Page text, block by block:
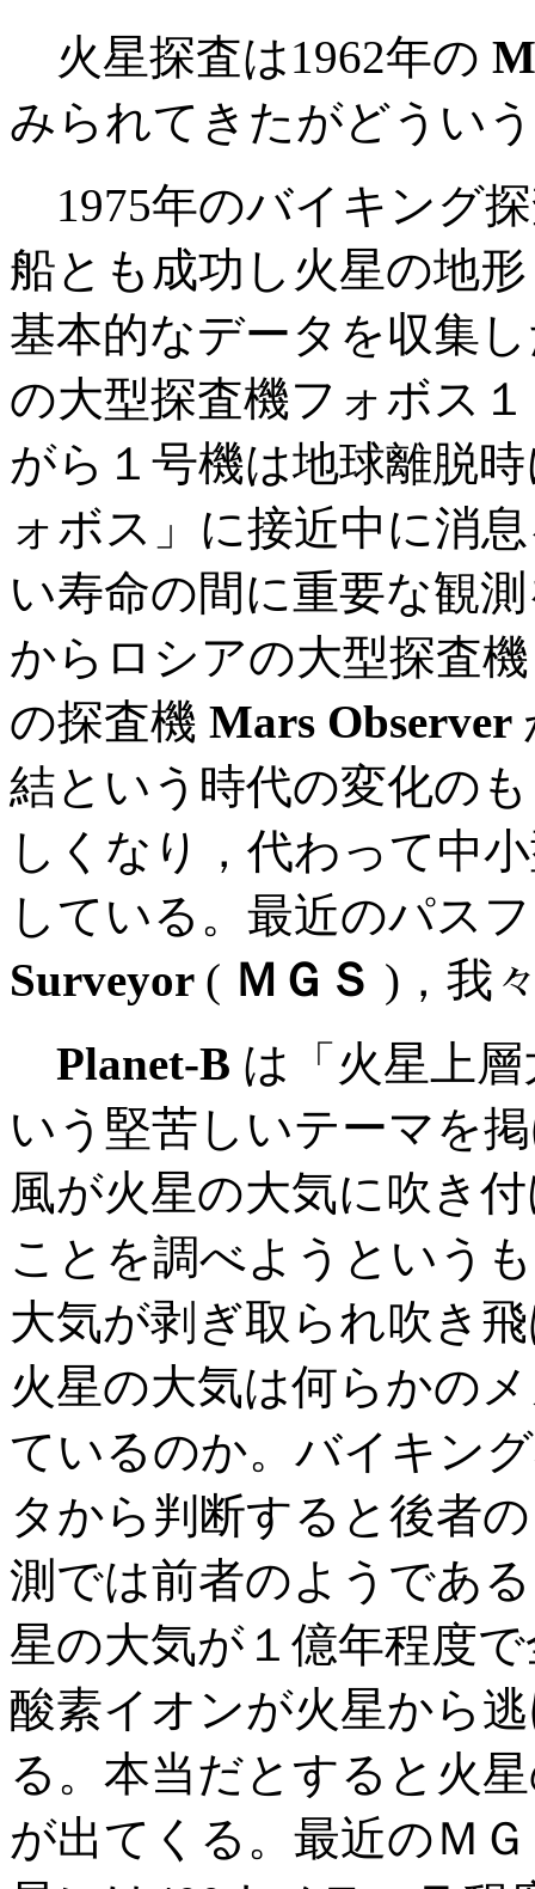
火星探査は1962年の
みられてきたがどうい
1975年のバイキング
船とも成功し火星の地
基本的なデータを収集
の大型探査機フォボス
がら１号機は地球離脱
ォボス」に接近中に消
い寿命の間に重要な観
からロシアの大型探査機
の探査機 Mars Observer
結という時代の変化の
しくなり，代わって中
している。最近のパス
Surveyor ( ＭＧＳ )，我
Planet-B は「火星上
いう堅苦しいテーマを
風が火星の大気に吹き
ことを調べようという
大気が剥ぎ取られ吹き
火星の大気は何らかの
ているのか。バイキン
タから判断すると後者
測では前者のようであ
星の大気が１億年程度
酸素イオンが火星から
る。本当だとすると火
が出てくる。最近のＭ